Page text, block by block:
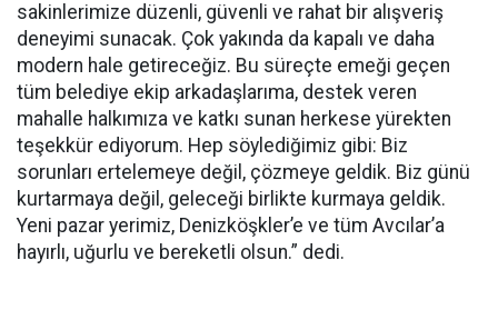
sakinlerimize düzenli, güvenli ve rahat bir alışveriş
deneyimi sunacak. Çok yakında da kapalı ve daha
modern hale getireceğiz. Bu süreçte emeği geçen
tüm belediye ekip arkadaşlarıma, destek veren
mahalle halkımıza ve katkı sunan herkese yürekten
teşekkür ediyorum. Hep söylediğimiz gibi: Biz
sorunları ertelemeye değil, çözmeye geldik. Biz günü
kurtarmaya değil, geleceği birlikte kurmaya geldik.
Yeni pazar yerimiz, Denizköşkler’e ve tüm Avcılar’a
hayırlı, uğurlu ve bereketli olsun.” dedi.